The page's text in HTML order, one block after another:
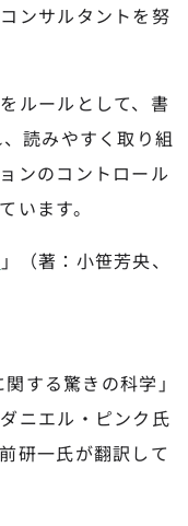
ンサルタントを努
ルールとして、書
読みやすく取り組
ンのコントロール
います。
」（著：小笹芳央、
する驚きの科学」
ニエル・ピンク氏
研一氏が翻訳して